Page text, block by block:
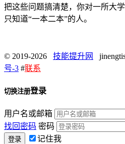
把这些问题搞清楚，你对一所大
只知道“一本二本”的人。
© 2019-2026 技能提升网
号-3 #联系
切换注册登录
用户名或邮箱
找回密码 密码
记住我